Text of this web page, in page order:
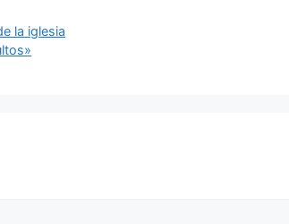
la iglesia